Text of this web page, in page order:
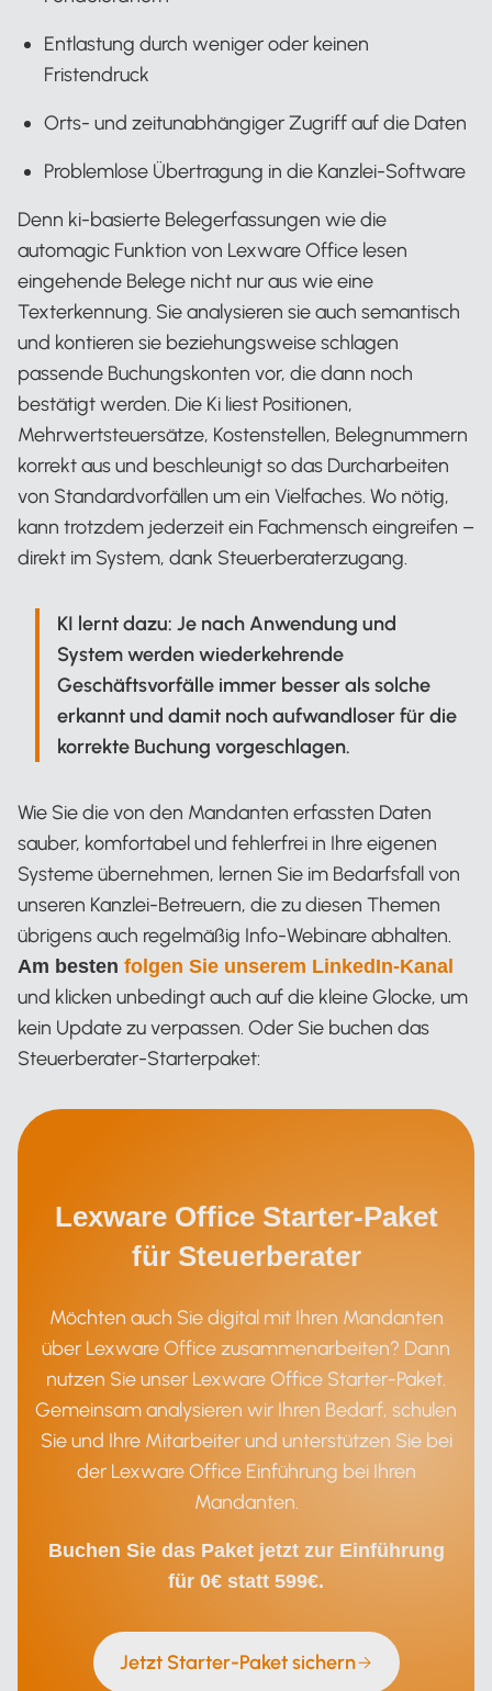
Entlastung durch weniger oder keinen
Fristendruck
Orts- und zeitunabhängiger Zugriff auf die Daten
Problemlose Übertragung in die Kanzlei-Software
Denn ki-basierte Belegerfassungen wie die
automagic Funktion von Lexware Office lesen
eingehende Belege nicht nur aus wie eine
Texterkennung. Sie analysieren sie auch semantisch
und kontieren sie beziehungsweise schlagen
passende Buchungskonten vor, die dann noch
bestätigt werden. Die Ki liest Positionen,
Mehrwertsteuersätze, Kostenstellen, Belegnummern
korrekt aus und beschleunigt so das Durcharbeiten
von Standardvorfällen um ein Vielfaches. Wo nötig,
kann trotzdem jederzeit ein Fachmensch eingreifen –
direkt im System, dank Steuerberaterzugang.
KI lernt dazu: Je nach Anwendung und
System werden wiederkehrende
Geschäftsvorfälle immer besser als solche
erkannt und damit noch aufwandloser für die
korrekte Buchung vorgeschlagen.
Wie Sie die von den Mandanten erfassten Daten
sauber, komfortabel und fehlerfrei in Ihre eigenen
Systeme übernehmen, lernen Sie im Bedarfsfall von
unseren Kanzlei-Betreuern, die zu diesen Themen
übrigens auch regelmäßig Info-Webinare abhalten.
Am besten folgen Sie unserem LinkedIn-Kanal
und klicken unbedingt auch auf die kleine Glocke, um
kein Update zu verpassen. Oder Sie buchen das
Steuerberater-Starterpaket:
Lexware Office Starter-Paket
für Steuerberater
Möchten auch Sie digital mit Ihren Mandanten
über Lexware Office zusammenarbeiten? Dann
nutzen Sie unser Lexware Office Starter-Paket.
Gemeinsam analysieren wir Ihren Bedarf, schulen
Sie und Ihre Mitarbeiter und unterstützen Sie bei
der Lexware Office Einführung bei Ihren
Mandanten.
Buchen Sie das Paket jetzt zur Einführung
für 0€ statt 599€.
Jetzt Starter-Paket sichern